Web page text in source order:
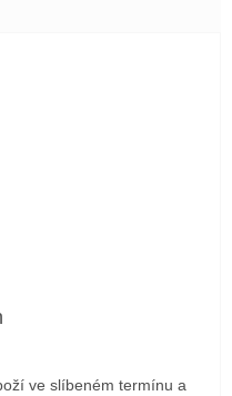
5 z 5 hvězdiček.
5 z 5 hvězdiček.
5 z 5 hvězdiček.
ve slíbeném termínu a